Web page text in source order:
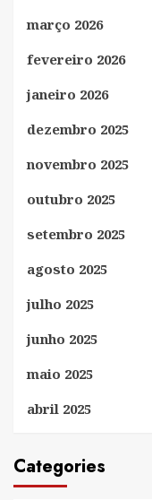
março 2026
fevereiro 2026
janeiro 2026
dezembro 2025
novembro 2025
outubro 2025
setembro 2025
agosto 2025
julho 2025
junho 2025
maio 2025
abril 2025
Categories